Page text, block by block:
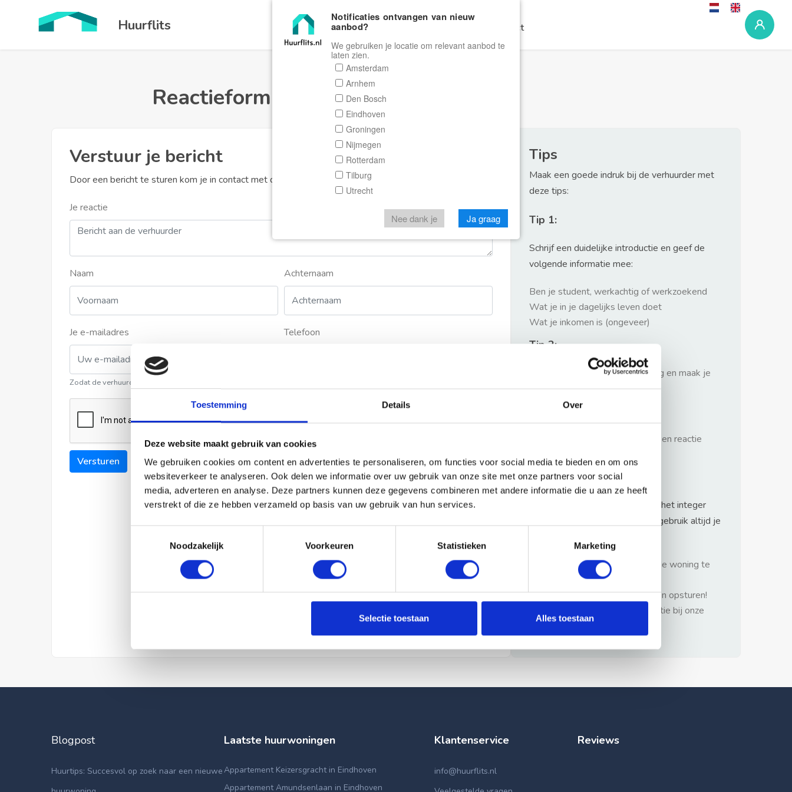
Toestemming Details Over
Deze website maakt gebruik van cookies
We gebruiken cookies om content en advertenties te personaliseren, om functies voor social media te bieden en om ons
websiteverkeer te analyseren. Ook delen we informatie over uw gebruik van onze site met onze partners voor social
media, adverteren en analyse. Deze partners kunnen deze gegevens combineren met andere informatie die u aan ze heeft
verstrekt of die ze hebben verzameld op basis van uw gebruik van hun services.
Noodzakelijk
Voorkeuren Statistieken Marketing
Selectie toestaan Alles toestaan
Huurflits Home Zoeken Contact
Reactieformulier Huurflits
Verstuur je bericht
Door een bericht te sturen kom je in contact met de aanbieder of makelaar van de woning.
Je reactie
Naam Achternaam
Je e-mailadres
Zodat de verhuurder contact met u kan opnemen
Telefoon
Versturen
Tips
Maak een goede indruk bij de verhuurder met
deze tips:
Tip 1:
Schrijf een duidelijke introductie en geef de
volgende informatie mee:
Ben je student, werkachtig of werkzoekend
Wat je in je dagelijks leven doet
Wat je inkomen is (ongeveer)
Tip 2:
Wees beleefd, niet te langdradig en maak je
verhaal kort
Wacht niet met reageren. Snel een reactie
Waarschuwing
Huurflits hecht veel waarde aan het integer
handelen van verhuurders maar gebruik altijd je
1: Nooit vooraf betalen zonder de woning te
hebben gezien.
2: Geen persoonlijke documenten opsturen!
3: Meld bij misbruik de advertentie bij onze
klantenservice.
Blogpost
Huurtips: Succesvol op zoek naar een nieuwe
Laatste huurwoningen
Appartement Keizersgracht in Eindhoven
Appartement Amundsenlaan in Eindhoven
Klantenservice
info@huurflits.nl
Reviews
Notificaties ontvangen van nieuw
aanbod?
We gebruiken je locatie om relevant aanbod te
laten zien.
Amsterdam
Arnhem
Den Bosch
Eindhoven
Groningen
Nijmegen
Rotterdam
Tilburg
Utrecht
Nee dank je Ja graag